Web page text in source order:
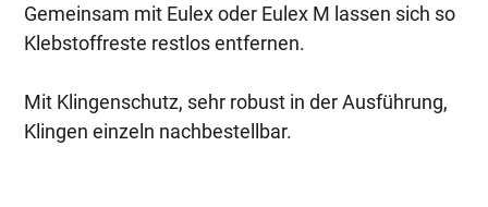
Gemeinsam mit Eulex oder Eulex M lassen sich so
Klebstoffreste restlos entfernen.
Mit Klingenschutz, sehr robust in der Ausführung,
Klingen einzeln nachbestellbar.